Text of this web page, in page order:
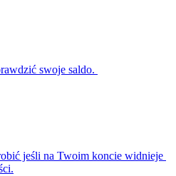
swoje saldo.
jeśli na Twoim koncie widnieje